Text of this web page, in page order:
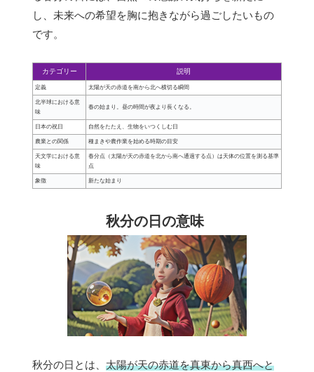
し、未来への希望を胸に抱きながら過ごしたいもの
です。
カテゴリー 説明
定義 太陽が天の赤道を南から北へ横切る瞬間
北半球における意
味
春の始まり。昼の時間が夜より長くなる。
日本の祝日 自然をたたえ、生物をいつくしむ日
農業との関係 種まきや農作業を始める時期の目安
天文学における意
味
春分点（太陽が天の赤道を北から南へ通過する点）は天体の位置を測る基準
点
象徴 新たな始まり
秋分の日の意味
秋分の日とは、 太陽が天の赤道を真東から真西へと